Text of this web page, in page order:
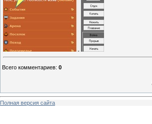
Всего комментариев: 0
Полная версия сайта